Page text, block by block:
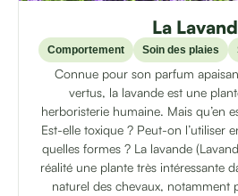
La
Comportement Soin des plaies
Connue pour son parfum
vertus, la lavande est une
herboristerie humaine. Mais qu’en
Est-elle toxique ? Peut-on l’utiliser
quelles formes ? La lavande
réalité une plante très intéressante
naturel des chevaux, notamment